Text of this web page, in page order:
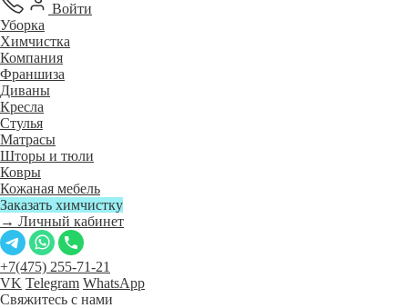
Войти
Уборка
Химчистка
Компания
Франшиза
Диваны
Кресла
Стулья
Матрасы
Шторы и тюли
Ковры
Кожаная мебель
Заказать химчистку
→ Личный кабинет
+7(475) 255-71-21
VK Telegram WhatsApp
Свяжитесь с нами